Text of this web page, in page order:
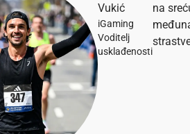
Vukić
iGaming
Voditelj
usklađenosti
na